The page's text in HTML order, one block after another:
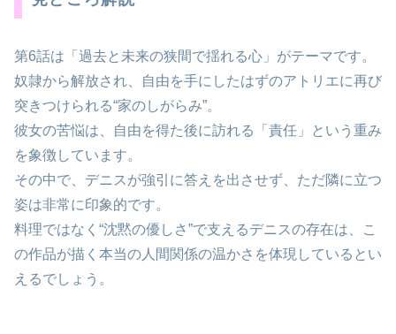
第6話は「過去と未来の狭間で揺れる心」がテーマです。
奴隷から解放され、自由を手にしたはずのアトリエに再び
突きつけられる“家のしがらみ”。
彼女の苦悩は、自由を得た後に訪れる「責任」という重み
を象徴しています。
その中で、デニスが強引に答えを出させず、ただ隣に立つ
姿は非常に印象的です。
料理ではなく“沈黙の優しさ”で支えるデニスの存在は、こ
の作品が描く本当の人間関係の温かさを体現しているとい
えるでしょう。